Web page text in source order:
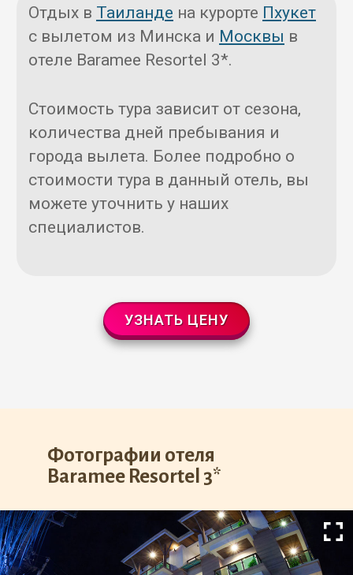
Отдых в Таиланде на курорте Пхукет
с вылетом из Минска и Москвы в
отеле Baramee Resortel 3*.
Стоимость тура зависит от сезона,
количества дней пребывания и
города вылета. Более подробно о
стоимости тура в данный отель, вы
можете уточнить у наших
специалистов.
УЗНАТЬ ЦЕНУ
Фотографии отеля
Baramee Resortel 3*